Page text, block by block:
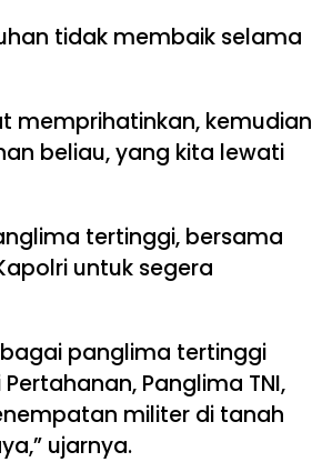
tidak membaik selama
memprihatinkan, kemudian
beliau, yang kita lewati
tertinggi, bersama
untuk segera
panglima tertinggi
Panglima TNI,
militer di tanah
ujarnya.